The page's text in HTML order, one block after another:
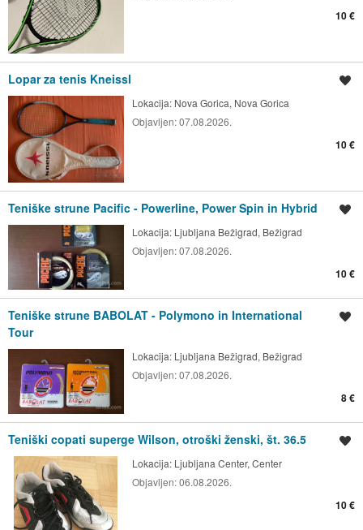
10 €
Lopar za tenis Kneissl
Lokacija: Nova Gorica, Nova Gorica
Objavljen:07.08.2026.
10 €
Teniške strune Pacific - Powerline, Power Spin in Hybrid
Lokacija: Ljubljana Bežigrad, Bežigrad
Objavljen:07.08.2026.
10 €
Teniške strune BABOLAT - Polymono in International
Tour
Lokacija: Ljubljana Bežigrad, Bežigrad
Objavljen:07.08.2026.
8 €
Teniški copati superge Wilson, otroški ženski, št. 36.5
Lokacija: Ljubljana Center, Center
Objavljen:06.08.2026.
10 €